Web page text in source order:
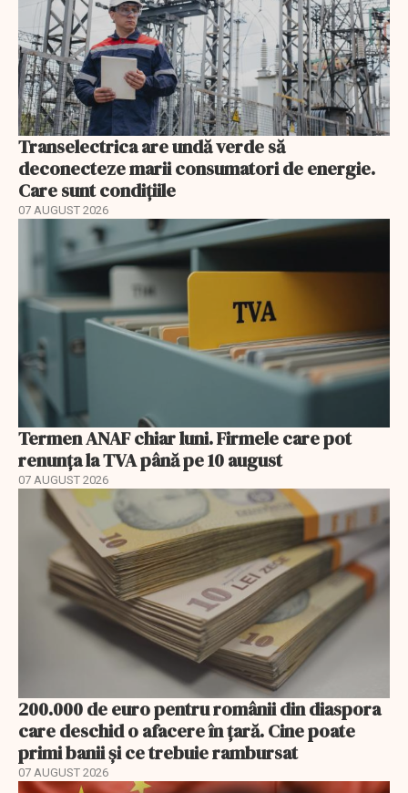
Transelectrica are undă verde să
deconecteze marii consumatori de energie.
Care sunt condițiile
07 AUGUST 2026
Termen ANAF chiar luni. Firmele care pot
renunța la TVA până pe 10 august
07 AUGUST 2026
200.000 de euro pentru românii din diaspora
care deschid o afacere în țară. Cine poate
primi banii și ce trebuie rambursat
07 AUGUST 2026